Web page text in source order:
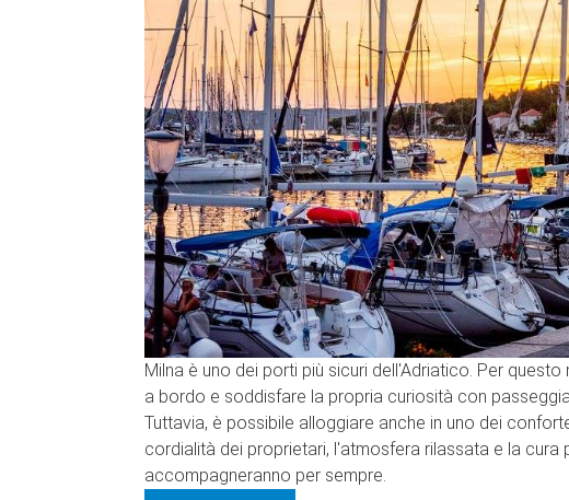
Milna è uno dei porti più sicuri dell'Adriatico. Per
a bordo e soddisfare la propria curiosità con
Tuttavia, è possibile alloggiare anche in uno dei
cordialità dei proprietari, l'atmosfera rilassata e la
accompagneranno per sempre.